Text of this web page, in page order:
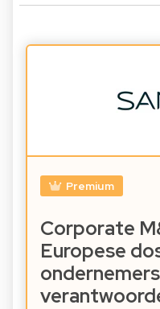
Premium
Corporate
Europese